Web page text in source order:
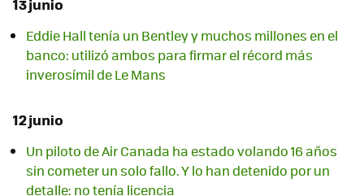
Eddie Hall tenía un Bentley y muchos millones en el
banco: utilizó ambos para firmar el récord más
inverosímil de Le Mans
12 junio
Un piloto de Air Canada ha estado volando 16 años
sin cometer un solo fallo. Y lo han detenido por un
detalle: no tenía licencia